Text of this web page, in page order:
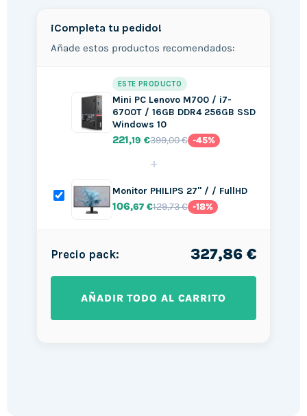
¡Completa tu pedido!
Añade estos productos recomendados:
ESTE PRODUCTO
Mini PC Lenovo M700 / i7-
6700T / 16GB DDR4 256GB SSD
Windows 10
221,19 €399,00 € -45%
+
Monitor PHILIPS 27" / / FullHD
106,67 €129,73 € -18%
Precio pack: 327,86 €
AÑADIR TODO AL CARRITO